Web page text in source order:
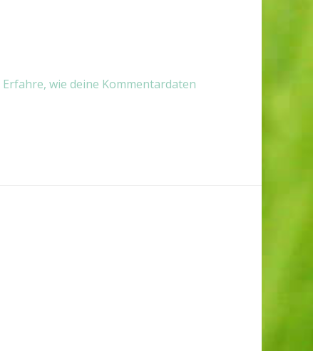
Erfahre, wie deine Kommentardaten